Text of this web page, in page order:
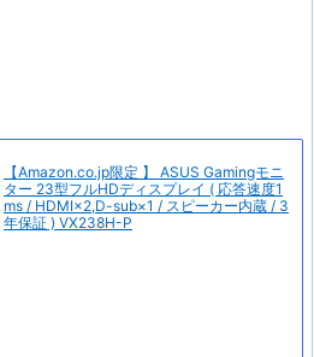
【Amazon.co.jp限定 】 ASUS Gamingモニ
ター 23型フルHDディスプレイ ( 応答速度1
ms / HDMI×2,D-sub×1 / スピーカー内蔵 / 3
年保証 ) VX238H-P